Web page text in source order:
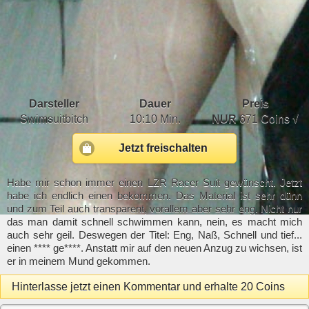
Darsteller Dauer
Preis
Swimsuitbitch
10:10 Min. NUR671 Coins √
Jetzt freischalten
Habe mir schon immer einen LZR Racer Suit gewünscht. Jetzt
habe ich endlich einen bekommen. Das Material ist sehr dünn
und zum Teil auch transparent, vorallem aber sehr eng. Nicht nur
das man damit schnell schwimmen kann, nein, es macht mich
auch sehr geil. Deswegen der Titel: Eng, Naß, Schnell und tief...
einen **** ge****. Anstatt mir auf den neuen Anzug zu wichsen, ist
er in meinem Mund gekommen.
Hinterlasse jetzt einen Kommentar und erhalte 20 Coins